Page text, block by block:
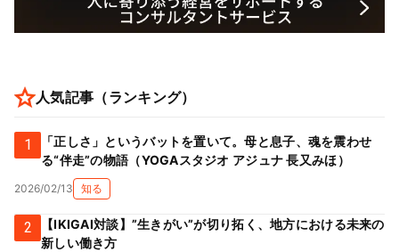
人気記事（ランキング）
1
「正しさ」というバットを置いて。母と息子、魂を震わせ
る“伴走”の物語（YOGAスタジオ アジュナ 長又みほ）
2026/02/13 知る
2
【IKIGAI対談】”生きがい”が切り拓く、地方における未来の
新しい働き方